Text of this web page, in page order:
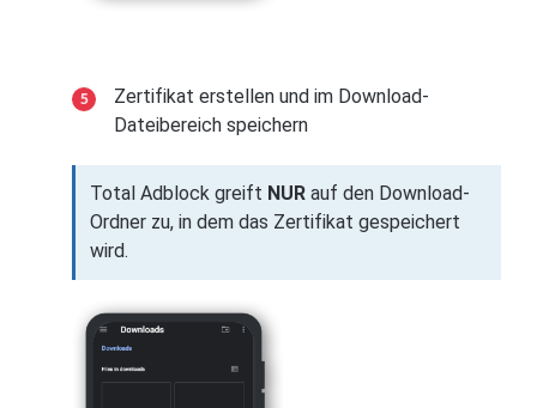
Zertifikat erstellen und im Download-
Dateibereich speichern
Total Adblock greift NUR auf den Download-
Ordner zu, in dem das Zertifikat gespeichert
wird.